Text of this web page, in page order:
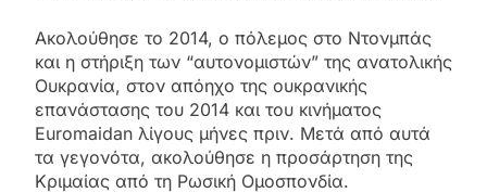
Ακολούθησε το 2014, ο πόλεμος στο Ντονμπάς
και η στήριξη των “αυτονομιστών” της ανατολικής
Ουκρανία, στον απόηχο της ουκρανικής
επανάστασης του 2014 και του κινήματος
Euromaidan λίγους μήνες πριν. Μετά από αυτά
τα γεγονότα, ακολούθησε η προσάρτηση της
Κριμαίας από τη Ρωσική Ομοσπονδία.